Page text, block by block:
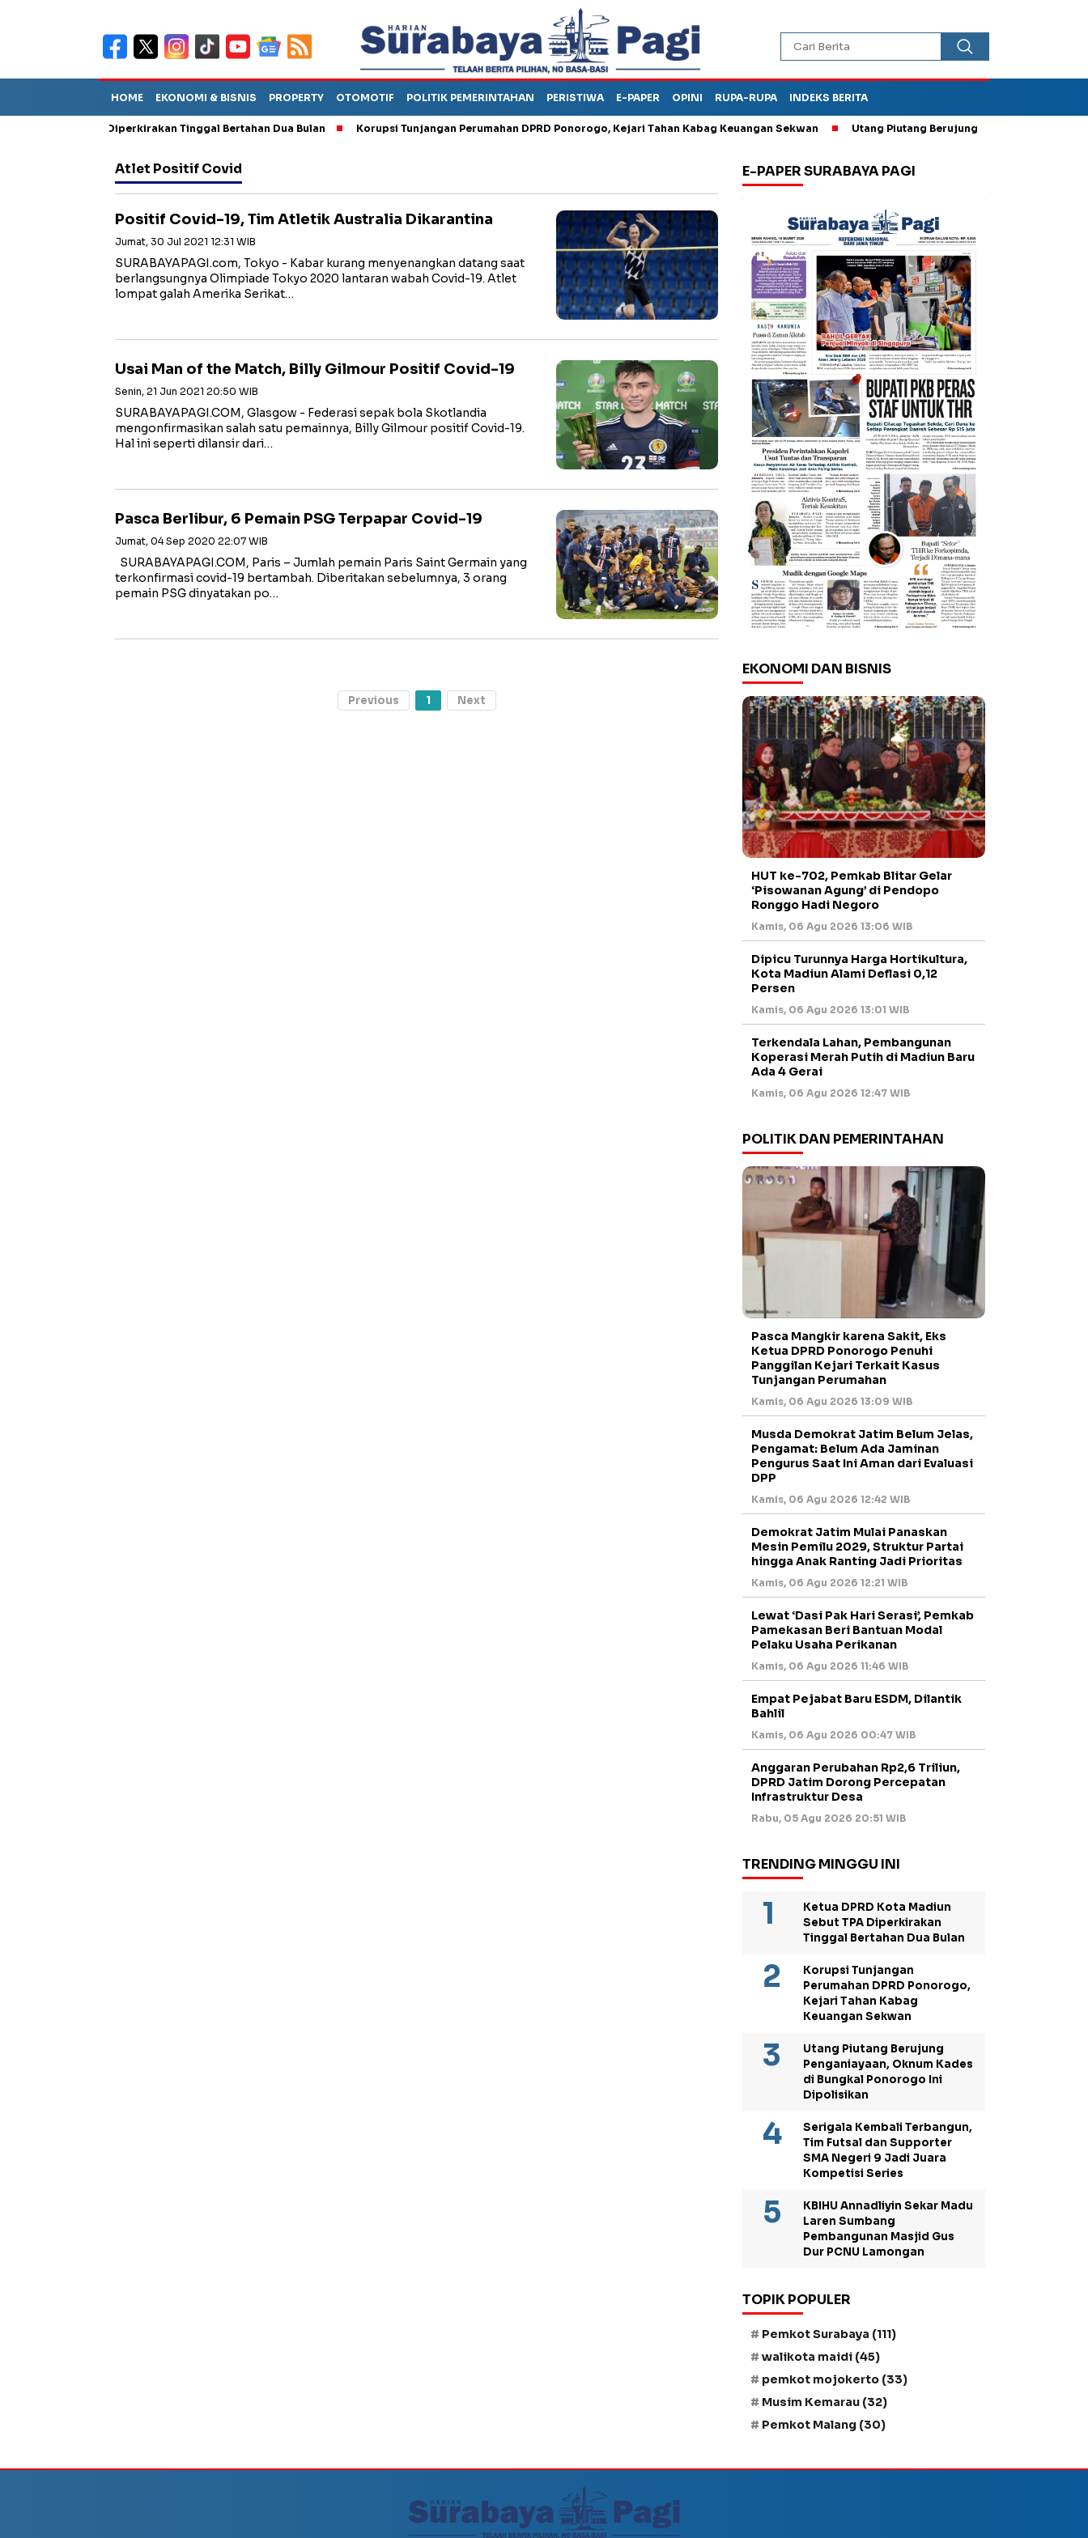
HOME EKONOMI & BISNIS PROPERTY OTOMOTIF POLITIK PEMERINTAHAN PERISTIWA E-PAPER OPINI RUPA-RUPA INDEKS BERITA
Sebut TPA Diperkirakan Tinggal Bertahan Dua Bulan Korupsi Tunjangan Perumahan DPRD Ponorogo, Kejari Tahan Kabag Keuangan Sekwan Utang Piutang Berujung Penganiayaan, Oknum
Atlet Positif Covid
Positif Covid-19, Tim Atletik Australia Dikarantina
Jumat, 30 Jul 2021 12:31 WIB
SURABAYAPAGI.com, Tokyo - Kabar kurang menyenangkan datang saat
berlangsungnya Olimpiade Tokyo 2020 lantaran wabah Covid-19. Atlet
lompat galah Amerika Serikat…
Usai Man of the Match, Billy Gilmour Positif Covid-19
Senin, 21 Jun 2021 20:50 WIB
SURABAYAPAGI.COM, Glasgow - Federasi sepak bola Skotlandia
mengonfirmasikan salah satu pemainnya, Billy Gilmour positif Covid-19.
Hal ini seperti dilansir dari…
Pasca Berlibur, 6 Pemain PSG Terpapar Covid-19
Jumat, 04 Sep 2020 22:07 WIB
SURABAYAPAGI.COM, Paris – Jumlah pemain Paris Saint Germain yang
terkonfirmasi covid-19 bertambah. Diberitakan sebelumnya, 3 orang
pemain PSG dinyatakan po…
Previous 1 Next
E-PAPER SURABAYA PAGI
EKONOMI DAN BISNIS
HUT ke-702, Pemkab Blitar Gelar
‘Pisowanan Agung’ di Pendopo
Ronggo Hadi Negoro
Kamis, 06 Agu 2026 13:06 WIB
Dipicu Turunnya Harga Hortikultura,
Kota Madiun Alami Deflasi 0,12
Persen
Kamis, 06 Agu 2026 13:01 WIB
Terkendala Lahan, Pembangunan
Koperasi Merah Putih di Madiun Baru
Ada 4 Gerai
Kamis, 06 Agu 2026 12:47 WIB
POLITIK DAN PEMERINTAHAN
Pasca Mangkir karena Sakit, Eks
Ketua DPRD Ponorogo Penuhi
Panggilan Kejari Terkait Kasus
Tunjangan Perumahan
Kamis, 06 Agu 2026 13:09 WIB
Musda Demokrat Jatim Belum Jelas,
Pengamat: Belum Ada Jaminan
Pengurus Saat Ini Aman dari Evaluasi
DPP
Kamis, 06 Agu 2026 12:42 WIB
Demokrat Jatim Mulai Panaskan
Mesin Pemilu 2029, Struktur Partai
hingga Anak Ranting Jadi Prioritas
Kamis, 06 Agu 2026 12:21 WIB
Lewat ‘Dasi Pak Hari Serasi’, Pemkab
Pamekasan Beri Bantuan Modal
Pelaku Usaha Perikanan
Kamis, 06 Agu 2026 11:46 WIB
Empat Pejabat Baru ESDM, Dilantik
Bahlil
Kamis, 06 Agu 2026 00:47 WIB
Anggaran Perubahan Rp2,6 Triliun,
DPRD Jatim Dorong Percepatan
Infrastruktur Desa
Rabu, 05 Agu 2026 20:51 WIB
TRENDING MINGGU INI
Ketua DPRD Kota Madiun
Sebut TPA Diperkirakan
Tinggal Bertahan Dua Bulan
Korupsi Tunjangan
Perumahan DPRD Ponorogo,
Kejari Tahan Kabag
Keuangan Sekwan
Utang Piutang Berujung
Penganiayaan, Oknum Kades
di Bungkal Ponorogo Ini
Dipolisikan
Serigala Kembali Terbangun,
Tim Futsal dan Supporter
SMA Negeri 9 Jadi Juara
Kompetisi Series
KBIHU Annadliyin Sekar Madu
Laren Sumbang
Pembangunan Masjid Gus
Dur PCNU Lamongan
TOPIK POPULER
Pemkot Surabaya (111)
walikota maidi (45)
pemkot mojokerto (33)
Musim Kemarau (32)
Pemkot Malang (30)